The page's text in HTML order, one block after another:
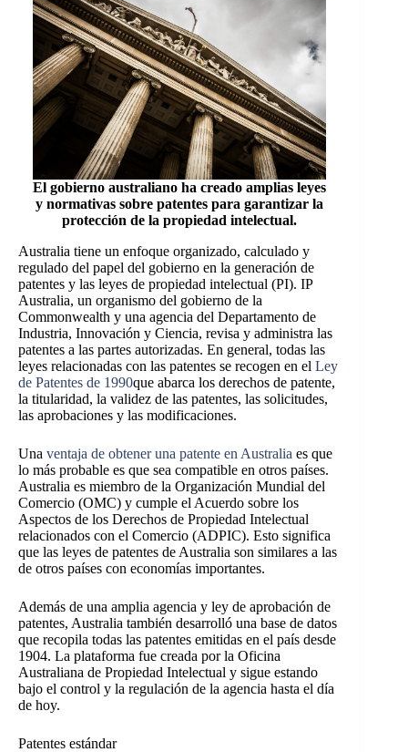
El gobierno australiano ha creado amplias leyes
y normativas sobre patentes para garantizar la
protección de la propiedad intelectual.
Australia tiene un enfoque organizado, calculado y
regulado del papel del gobierno en la generación de
patentes y las leyes de propiedad intelectual (PI). IP
Australia, un organismo del gobierno de la
Commonwealth y una agencia del Departamento de
Industria, Innovación y Ciencia, revisa y administra las
patentes a las partes autorizadas. En general, todas las
leyes relacionadas con las patentes se recogen en el Ley
de Patentes de 1990que abarca los derechos de patente,
la titularidad, la validez de las patentes, las solicitudes,
las aprobaciones y las modificaciones.
Una ventaja de obtener una patente en Australia es que
lo más probable es que sea compatible en otros países.
Australia es miembro de la Organización Mundial del
Comercio (OMC) y cumple el Acuerdo sobre los
Aspectos de los Derechos de Propiedad Intelectual
relacionados con el Comercio (ADPIC). Esto significa
que las leyes de patentes de Australia son similares a las
de otros países con economías importantes.
Además de una amplia agencia y ley de aprobación de
patentes, Australia también desarrolló una base de datos
que recopila todas las patentes emitidas en el país desde
1904. La plataforma fue creada por la Oficina
Australiana de Propiedad Intelectual y sigue estando
bajo el control y la regulación de la agencia hasta el día
de hoy.
Patentes estándar